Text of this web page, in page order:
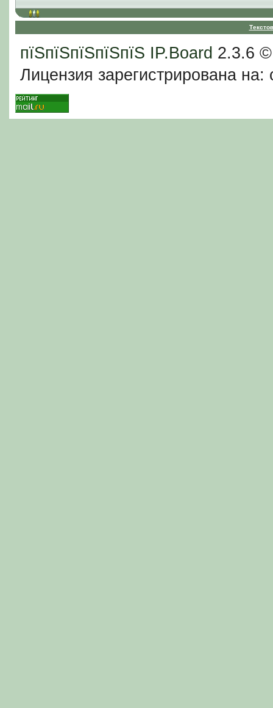
пїЅпїЅпїЅпїЅпїЅ IP.Board 2.3.6
Лицензия зарегистрирована